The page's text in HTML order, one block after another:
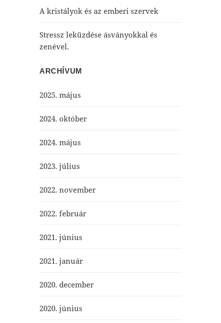
A kristályok és az emberi szervek
Stressz leküzdése ásványokkal és
zenével.
ARCHÍVUM
2025. május
2024. október
2024. május
2023. július
2022. november
2022. február
2021. június
2021. január
2020. december
2020. június